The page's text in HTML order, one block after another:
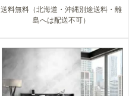
送料無料（北海道・沖縄別途送料・離
島へは配送不可）